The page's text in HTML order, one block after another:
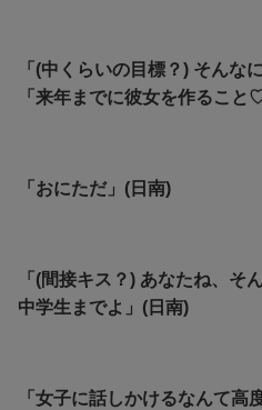
「(中くらいの目標？) そんな
「来年までに彼女を作ること
「おにただ」(日南)
「(間接キス？) あなたね、そ
中学生までよ」(日南)
「女子に話しかけるなんて高